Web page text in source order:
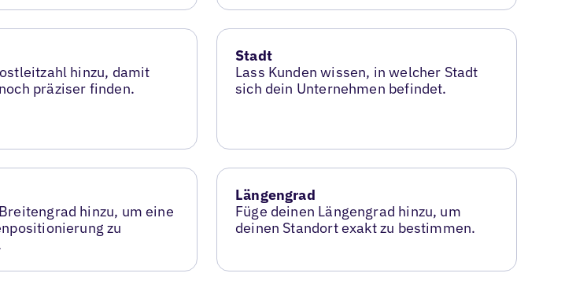
hinzu, damit
präziser finden.
Stadt
Lass Kunden wissen, in welcher Stadt
sich dein Unternehmen befindet.
hinzu, um eine
zu
Längengrad
Füge deinen Längengrad hinzu, um
deinen Standort exakt zu bestimmen.